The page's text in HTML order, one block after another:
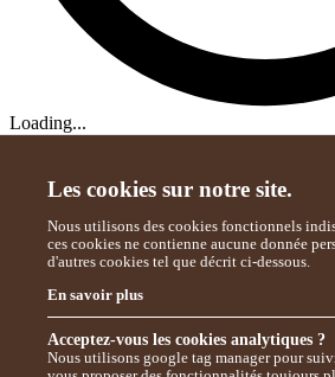
Les cookies sur notre site.
Nous utilisons des cookies fonctionnels
ces cookies ne contienne aucune donnée
d'autres cookies tel que décrit ci-dessous.
En savoir plus
Acceptez-vous les cookies analytiques ?
Nous utilisons google tag manager pour
Loading...